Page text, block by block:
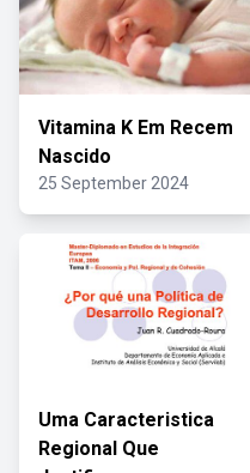
Vitamina K Em Recem
Nascido
25 September 2024
Uma Caracteristica
Regional Que